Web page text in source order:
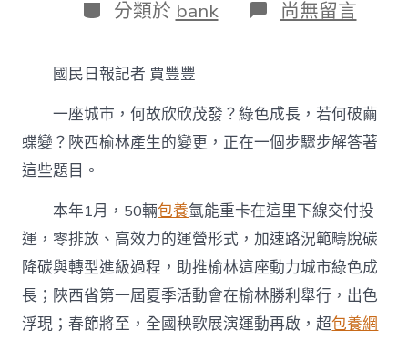
期
分
類
分類於 bank 在
〈體
會
成
長
新
養
網
站
賽
道〉
中
尚無留言
國民日報記者 賈豐豐
一座城市，何故欣欣茂發？綠色成長，若何破繭
蝶變？陜西榆林產生的變更，正在一個步驟步解答著
這些題目。
本年1月，50輛包養氫能重卡在這里下線交付投
運，零排放、高效力的運營形式，加速路況範疇脫碳
降碳與轉型進級過程，助推榆林這座動力城市綠色成
長；陜西省第一屆夏季活動會在榆林勝利舉行，出色
浮現；春節將至，全國秧歌展演運動再啟，超包養網